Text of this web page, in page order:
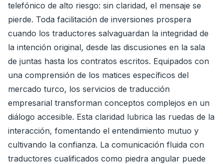
telefónico de alto riesgo: sin claridad, el mensaje se
pierde. Toda facilitación de inversiones prospera
cuando los traductores salvaguardan la integridad de
la intención original, desde las discusiones en la sala
de juntas hasta los contratos escritos. Equipados con
una comprensión de los matices específicos del
mercado turco, los servicios de traducción
empresarial transforman conceptos complejos en un
diálogo accesible. Esta claridad lubrica las ruedas de la
interacción, fomentando el entendimiento mutuo y
cultivando la confianza. La comunicación fluida con
traductores cualificados como piedra angular puede